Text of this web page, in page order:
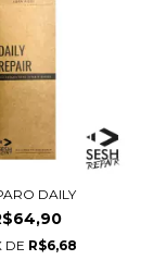
DAILY
DE R$6,68